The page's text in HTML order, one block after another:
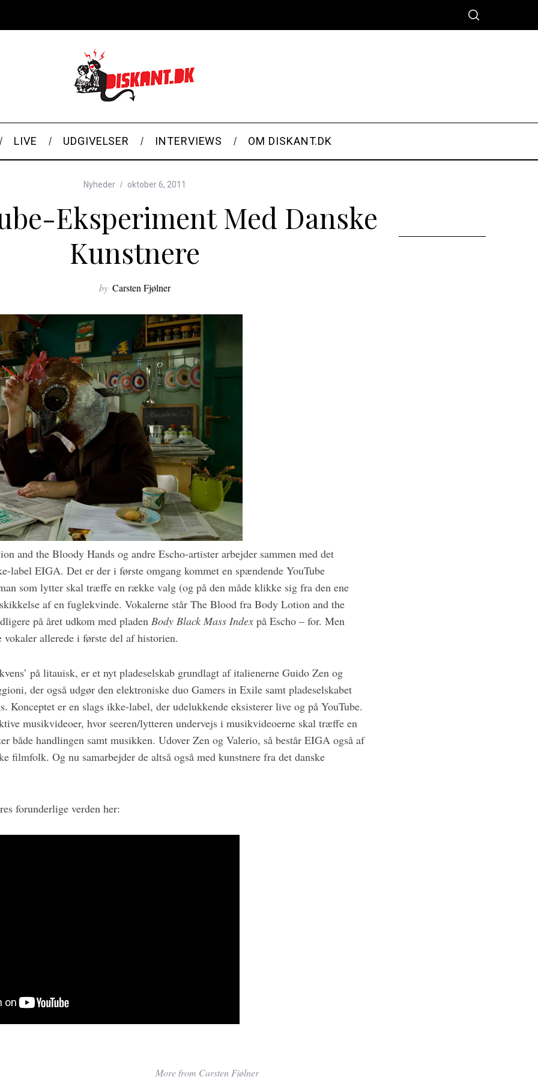
LIVE UDGIVELSER INTERVIEWS OM DISKANT.DK
Nyheder oktober 6, 2011
Eksperiment Med Danske
Kunstnere
by Carsten Fjølner
and the Bloody Hands og andre Escho-artister arbejder sammen med det
label EIGA. Det er der i første omgang kommet en spændende YouTube
som lytter skal træffe en række valg (og på den måde klikke sig fra den ene
af en fuglekvinde. Vokalerne står The Blood fra Body Lotion and the
på året udkom med pladen Body Black Mass Index på Escho – for. Men
allerede i første del af historien.
på litauisk, er et nyt pladeselskab grundlagt af italienerne Guido Zen og
der også udgør den elektroniske duo Gamers in Exile samt pladeselskabet
Konceptet er en slags ikke-label, der udelukkende eksisterer live og på YouTube.
musikvideoer, hvor seeren/lytteren undervejs i musikvideoerne skal træffe en
både handlingen samt musikken. Udover Zen og Valerio, så består EIGA også af
filmfolk. Og nu samarbejder de altså også med kunstnere fra det danske
forunderlige verden her:
More from Carsten Fjølner